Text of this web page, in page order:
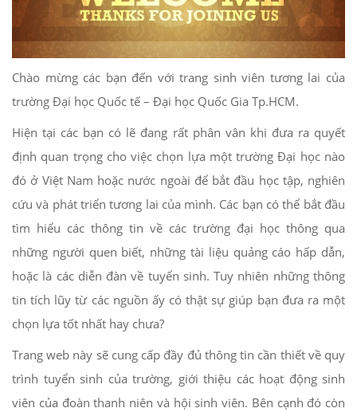
Chào mừng các bạn đến với trang sinh viên tương lai của
trường Đại học Quốc tế – Đại học Quốc Gia Tp.HCM.
Hiện tại các bạn có lẽ đang rất phân vân khi đưa ra quyết
định quan trọng cho việc chọn lựa một trường Đại học nào
đó ở Việt Nam hoặc nước ngoài để bắt đầu học tập, nghiên
cứu và phát triển tương lai của mình. Các bạn có thể bắt đầu
tìm hiểu các thông tin về các trường đại học thông qua
những người quen biết, những tài liệu quảng cáo hấp dẫn,
hoặc là các diễn đàn về tuyển sinh. Tuy nhiên những thông
tin tích lũy từ các nguồn ấy có thật sự giúp bạn đưa ra một
chọn lựa tốt nhất hay chưa?
Trang web này sẽ cung cấp đầy đủ thông tin cần thiết về quy
trình tuyển sinh của trường, giới thiệu các hoạt động sinh
viên của đoàn thanh niên và hội sinh viên. Bên cạnh đó còn